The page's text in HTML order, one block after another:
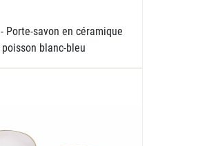
- Porte-savon en céramique
poisson blanc-bleu